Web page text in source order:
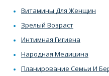
Витамины Для Женщин
Зрелый Возраст
Интимная Гигиена
Народная Медицина
Планирование Семьи И